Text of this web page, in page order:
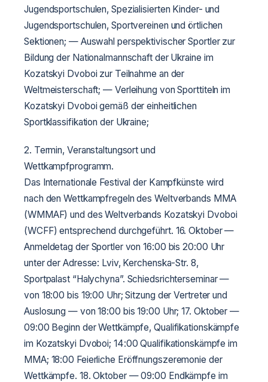
Jugendsportschulen, Spezialisierten Kinder- und
Jugendsportschulen, Sportvereinen und örtlichen
Sektionen; — Auswahl perspektivischer Sportler zur
Bildung der Nationalmannschaft der Ukraine im
Kozatskyi Dvoboi zur Teilnahme an der
Weltmeisterschaft; — Verleihung von Sporttiteln im
Kozatskyi Dvoboi gemäß der einheitlichen
Sportklassifikation der Ukraine;
2. Termin, Veranstaltungsort und
Wettkampfprogramm.
Das Internationale Festival der Kampfkünste wird
nach den Wettkampfregeln des Weltverbands MMA
(WMMAF) und des Weltverbands Kozatskyi Dvoboi
(WCFF) entsprechend durchgeführt. 16. Oktober —
Anmeldetag der Sportler von 16:00 bis 20:00 Uhr
unter der Adresse: Lviv, Kerchenska-Str. 8,
Sportpalast “Halychyna”. Schiedsrichterseminar —
von 18:00 bis 19:00 Uhr; Sitzung der Vertreter und
Auslosung — von 18:00 bis 19:00 Uhr; 17. Oktober —
09:00 Beginn der Wettkämpfe, Qualifikationskämpfe
im Kozatskyi Dvoboi; 14:00 Qualifikationskämpfe im
MMA; 18:00 Feierliche Eröffnungszeremonie der
Wettkämpfe. 18. Oktober —09:00 Endkämpfe im